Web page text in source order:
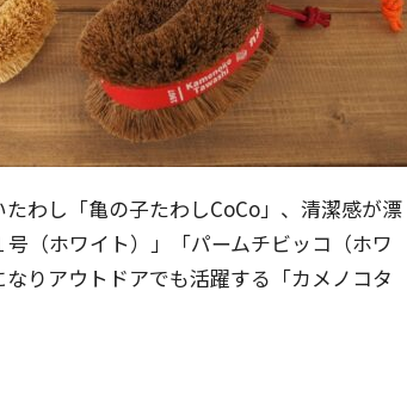
わし「亀の子たわしCoCo」、清潔感が漂
（ホワイト）」「パームチビッコ（ホワ
りアウトドアでも活躍する「カメノコタ